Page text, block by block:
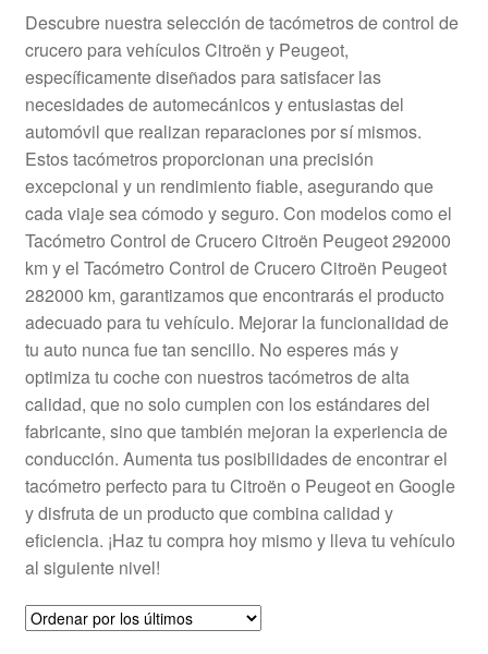
Contacto
Envío al mundo entero
Mi cuenta
Pagos
Política de privacidad
Procedimiento de Reclamación
Queja
Sobre nosotros
Términos y Condiciones
Transporte
Descubre nuestra selección de tacómetros de control de
crucero para vehículos Citroën y Peugeot,
específicamente diseñados para satisfacer las
necesidades de automecánicos y entusiastas del
automóvil que realizan reparaciones por sí mismos.
Estos tacómetros proporcionan una precisión
excepcional y un rendimiento fiable, asegurando que
cada viaje sea cómodo y seguro. Con modelos como el
Tacómetro Control de Crucero Citroën Peugeot 292000
km y el Tacómetro Control de Crucero Citroën Peugeot
282000 km, garantizamos que encontrarás el producto
adecuado para tu vehículo. Mejorar la funcionalidad de
tu auto nunca fue tan sencillo. No esperes más y
optimiza tu coche con nuestros tacómetros de alta
calidad, que no solo cumplen con los estándares del
fabricante, sino que también mejoran la experiencia de
conducción. Aumenta tus posibilidades de encontrar el
tacómetro perfecto para tu Citroën o Peugeot en Google
y disfruta de un producto que combina calidad y
eficiencia. ¡Haz tu compra hoy mismo y lleva tu vehículo
al siguiente nivel!